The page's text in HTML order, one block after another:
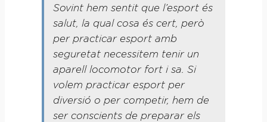
Sovint hem sentit que l’esport és
salut, la qual cosa és cert, però
per practicar esport amb
seguretat necessitem tenir un
aparell locomotor fort i sa. Si
volem practicar esport per
diversió o per competir, hem de
ser conscients de preparar els